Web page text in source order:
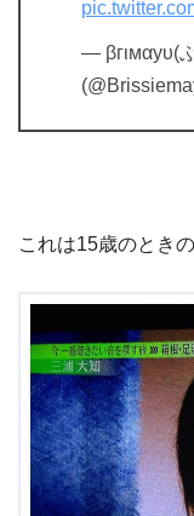
— βгιмαуυ(
これは15歳のとき